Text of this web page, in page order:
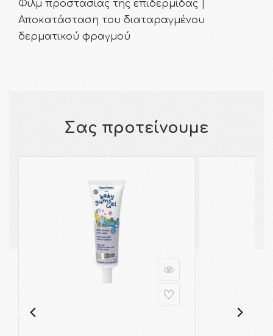
Φιλμ προστασίας της επιδερμίδας |
Αποκατάσταση του διαταραγμένου
δερματικού φραγμού
Σας προτείνουμε